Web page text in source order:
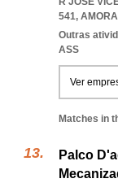
541,
Outras
ASS
Ver
Matches in
Palco